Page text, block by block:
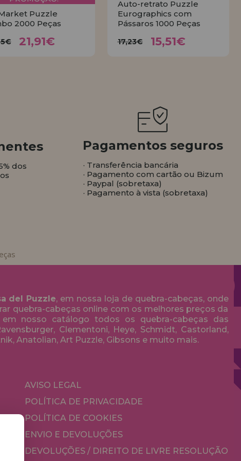
Puzzle
2000 Peças
21,91€
Auto-retrato Puzzle
Eurographics com
Pássaros 1000 Peças
17,23€ 15,51€
dos
Pagamentos seguros
· Transferência bancária
· Pagamento com cartão ou Bizum
· Paypal (sobretaxa)
· Pagamento à vista (sobretaxa)
del Puzzle, em nossa loja de quebra-cabeças, onde
quebra-cabeças online com os melhores preços da
em nosso catálogo todos os quebra-cabeças das
Clementoni, Heye, Schmidt, Castorland,
Anatolian, Art Puzzle, Gibsons e muito mais.
AVISO LEGAL
POLÍTICA DE PRIVACIDADE
POLÍTICA DE COOKIES
ENVIO E DEVOLUÇÕES
DEVOLUÇÕES / DIREITO DE LIVRE RESOLUÇÃO